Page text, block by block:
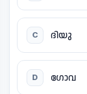
C ദിയു
D ഗോവ